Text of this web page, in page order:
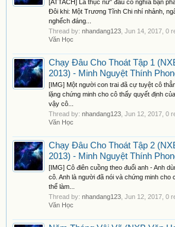
[ATTACH] Là thục nữ” đâu có nghĩa bạn
Đôi khi: Một Trương Tĩnh Chi nhí nhảnh,
nghếch đáng...
Thread by: nhandang123 Jun 14, 2017 , 0
Văn Học
Chạy Đâu Cho Thoát Tập 1
2013) - Minh Nguyệt Thính
[IMG] Một người con trai đã cự tuyệt cô
lặng chứng minh cho cô thấy quyết định
vậy cô...
Thread by: nhandang123 Jun 12, 2017 , 0
Văn Học
Chạy Đâu Cho Thoát Tập 2
2013) - Minh Nguyệt Thính
[IMG] Cô điên cuồng theo đuổi anh - Anh
cô. Anh là người đã nói và chứng minh cho
thể làm...
Thread by: nhandang123 Jun 12, 2017 , 0
Văn Học